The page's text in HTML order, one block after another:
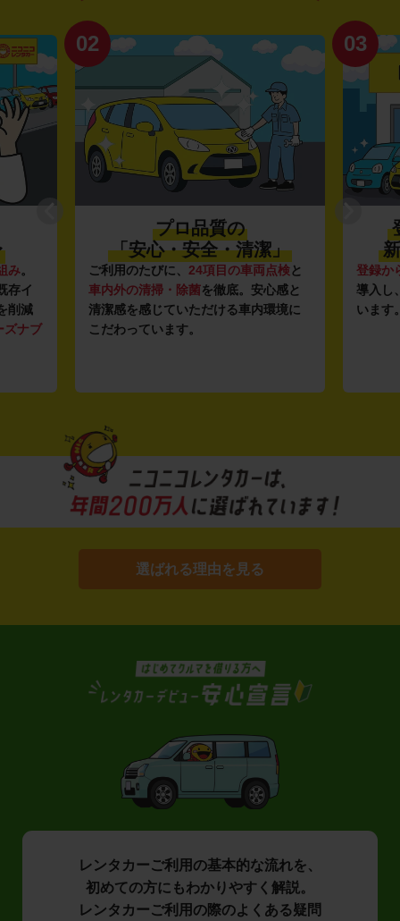
み。
存イ
削減
ズナブ
02
プロ品質の
「安心・安全・清潔」
ご利用のたびに、 24項目の車両点検と
車内外の清掃・除菌を徹底。安心感と
清潔感を感じていただける車内環境に
こだわっています。
03
登録か
導入し
います
選ばれる理由を見る
レンタカーご利用の基本的な流れを、
初めての方にもわかりやすく解説。
レンタカーご利用の際のよくある疑問